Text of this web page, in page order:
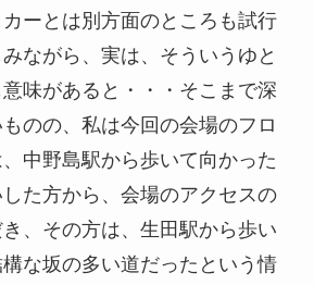
ーとは別方面のところも試行
ながら、実は、そういうゆと
味があると・・・そこまで深
のの、私は今回の会場のフロ
中野島駅から歩いて向かった
た方から、会場のアクセスの
、その方は、生田駅から歩い
な坂の多い道だったという情